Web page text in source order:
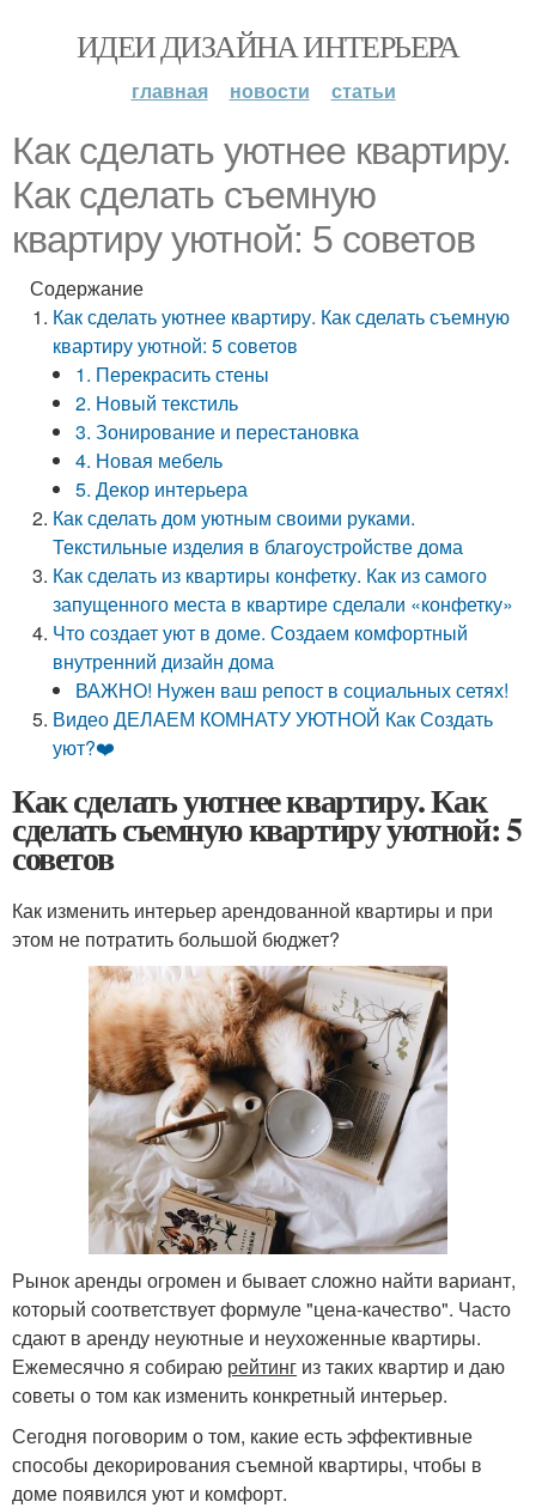
ИДЕИ ДИЗАЙНА ИНТЕРЬЕРА
главная новости статьи
Как сделать уютнее квартиру.
Как сделать съемную
квартиру уютной: 5 советов
Содержание
Как сделать уютнее квартиру. Как сделать съемную
квартиру уютной: 5 советов
1. Перекрасить стены
2. Новый текстиль
3. Зонирование и перестановка
4. Новая мебель
5. Декор интерьера
Как сделать дом уютным своими руками.
Текстильные изделия в благоустройстве дома
Как сделать из квартиры конфетку. Как из самого
запущенного места в квартире сделали «конфетку»
Что создает уют в доме. Создаем комфортный
внутренний дизайн дома
ВАЖНО! Нужен ваш репост в социальных сетях!
Видео ДЕЛАЕМ КОМНАТУ УЮТНОЙ Как Создать
уют?❤️
Как сделать уютнее квартиру. Как
сделать съемную квартиру уютной: 5
советов
Как изменить интерьер арендованной квартиры и при
этом не потратить большой бюджет?
Рынок аренды огромен и бывает сложно найти вариант,
который соответствует формуле "цена-качество". Часто
сдают в аренду неуютные и неухоженные квартиры.
Ежемесячно я собираю рейтинг из таких квартир и даю
советы о том как изменить конкретный интерьер.
Сегодня поговорим о том, какие есть эффективные
способы декорирования съемной квартиры, чтобы в
доме появился уют и комфорт.